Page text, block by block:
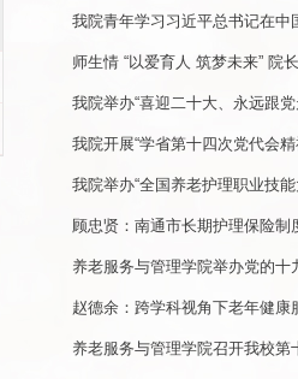
我院青年学习习近平总书记在
师生情 “以爱育人 筑梦未来” 院
我院举办“喜迎二十大、永远跟
我院开展“学省第十四次党代会
我院举办“全国养老护理职业技
顾忠贤：南通市长期护理保险制
养老服务与管理学院举办党的十
赵德余：跨学科视角下老年健康
养老服务与管理学院召开我校